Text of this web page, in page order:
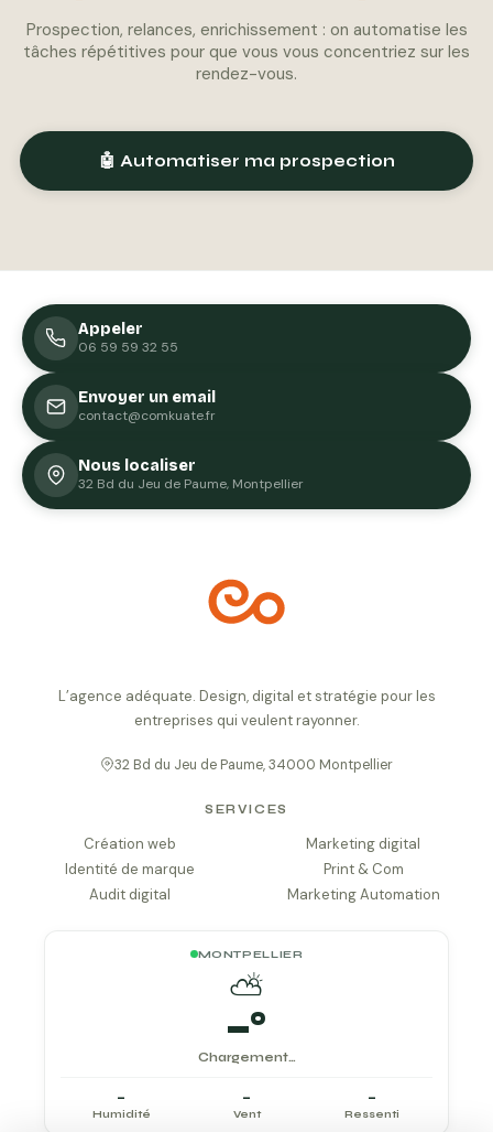
Prospection, relances, enrichissement : on automatise les
tâches répétitives pour que vous vous concentriez sur les
rendez-vous.
🤖 Automatiser ma prospection
Appeler
06 59 59 32 55
Envoyer un email
contact@comkuate.fr
Nous localiser
32 Bd du Jeu de Paume, Montpellier
L’agence adéquate. Design, digital et stratégie pour les
entreprises qui veulent rayonner.
32 Bd du Jeu de Paume, 34000 Montpellier
MONTPELLIER
⛅
–°
Chargement…
–
Humidité
–
Vent
–
Ressenti
SERVICES
Création web
Marketing digital
Identité de marque
Print & Com
Audit digital
Marketing Automation